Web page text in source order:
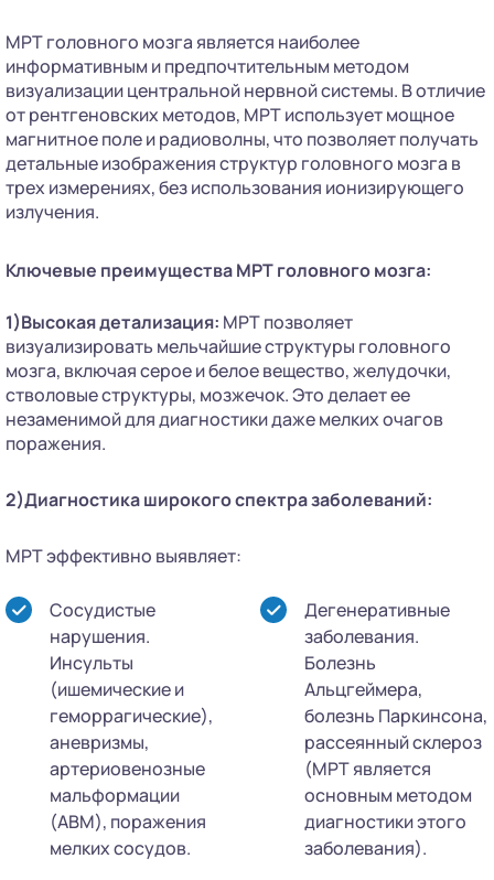
МРТ головного мозга является наиболее
информативным и предпочтительным методом
визуализации центральной нервной системы. В отличие
от рентгеновских методов, МРТ использует мощное
магнитное поле и радиоволны, что позволяет получать
детальные изображения структур головного мозга в
трех измерениях, без использования ионизирующего
излучения.
Ключевые преимущества МРТ головного мозга:
1)Высокая детализация: МРТ позволяет
визуализировать мельчайшие структуры головного
мозга, включая серое и белое вещество, желудочки,
стволовые структуры, мозжечок. Это делает ее
незаменимой для диагностики даже мелких очагов
поражения.
2)Диагностика широкого спектра заболеваний:
МРТ эффективно выявляет:
Сосудистые
нарушения.
Инсульты
(ишемические и
геморрагические),
аневризмы,
артериовенозные
мальформации
(АВМ), поражения
мелких сосудов.
Дегенеративные
заболевания.
Болезнь
Альцгеймера,
болезнь Паркинсона,
рассеянный склероз
(МРТ является
основным методом
диагностики этого
заболевания).